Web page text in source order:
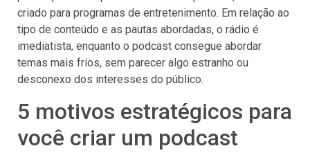
criado para programas de entretenimento. Em relação ao
tipo de conteúdo e as pautas abordadas, o rádio é
imediatista, enquanto o podcast consegue abordar
temas mais frios, sem parecer algo estranho ou
desconexo dos interesses do público.
5 motivos estratégicos para
você criar um podcast